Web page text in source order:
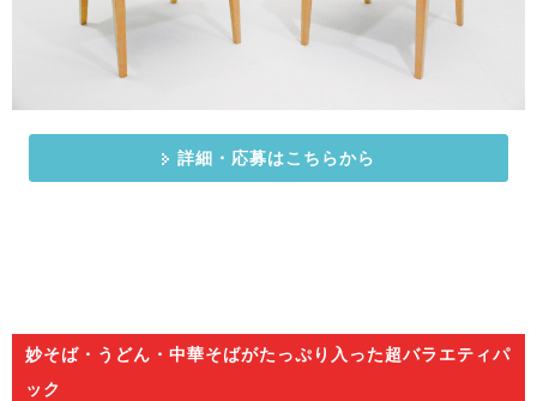
詳細・応募はこちらから
妙そば・うどん・中華そばがたっぷり入った超バラエティパ
ック